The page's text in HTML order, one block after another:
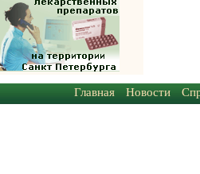
Главная Новости